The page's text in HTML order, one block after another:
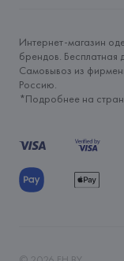
Интернет-магазин
брендов. Бесплатная
Самовывоз из
Россию.
*Подробнее на